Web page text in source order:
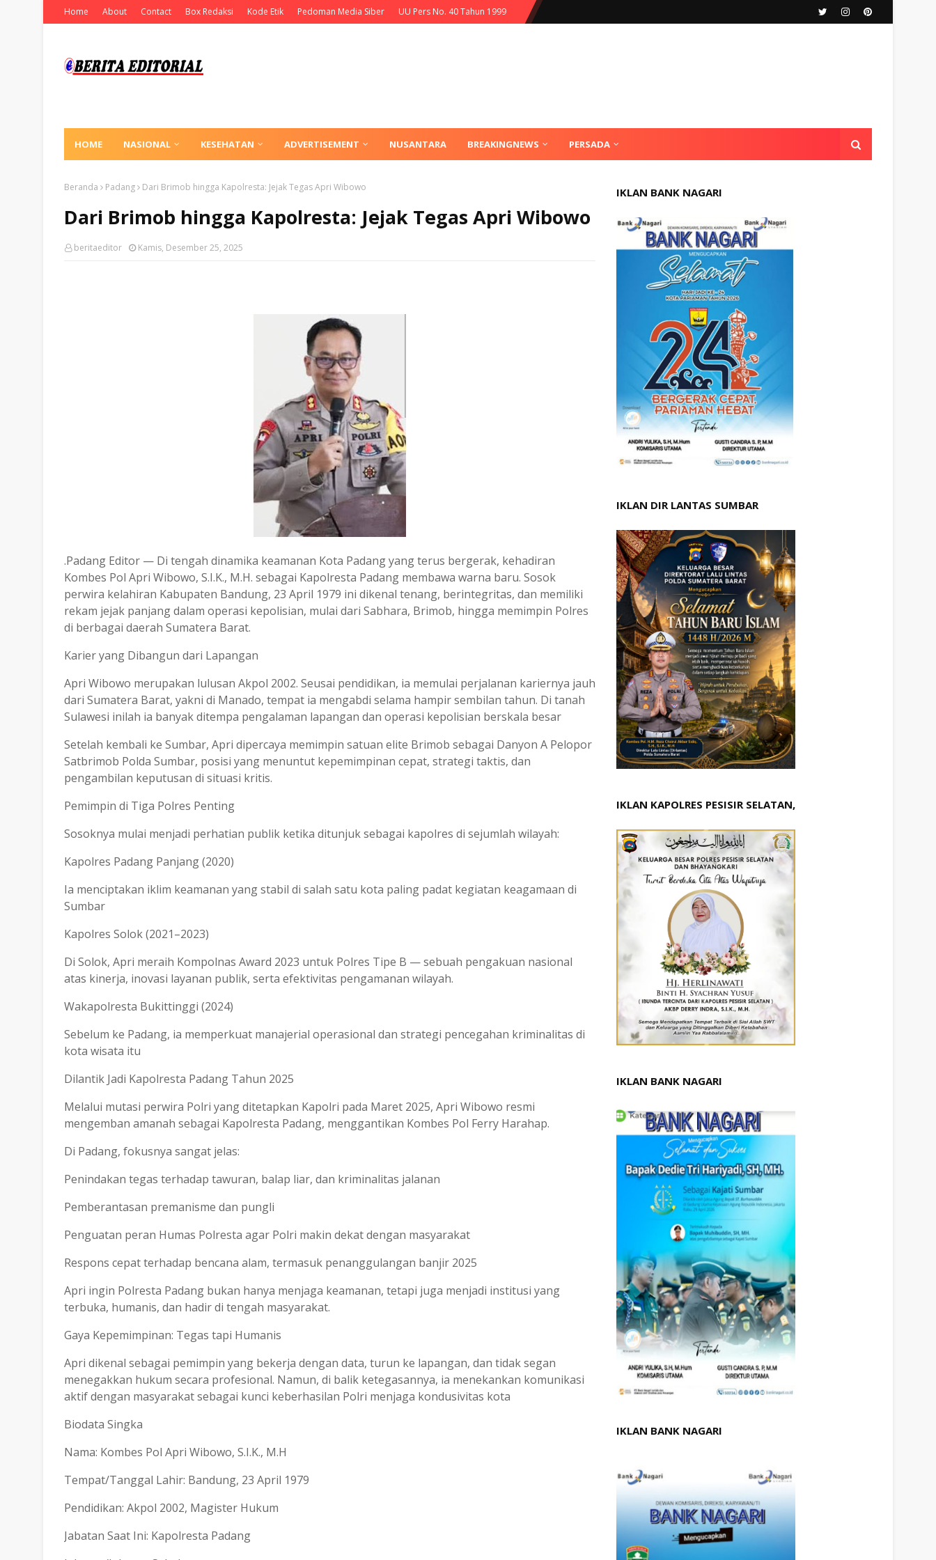
Home About Contact Box Redaksi Kode Etik Pedoman Media Siber UU Pers No. 40 Tahun 1999
HOME NASIONAL KESEHATAN ADVERTISEMENT NUSANTARA BREAKINGNEWS PERSADA
Beranda Padang Dari Brimob hingga Kapolresta: Jejak Tegas Apri Wibowo
Dari Brimob hingga Kapolresta: Jejak Tegas Apri Wibowo
beritaeditor Kamis, Desember 25, 2025
.Padang Editor — Di tengah dinamika keamanan Kota Padang yang terus bergerak, kehadiran
Kombes Pol Apri Wibowo, S.I.K., M.H. sebagai Kapolresta Padang membawa warna baru. Sosok
perwira kelahiran Kabupaten Bandung, 23 April 1979 ini dikenal tenang, berintegritas, dan memiliki
rekam jejak panjang dalam operasi kepolisian, mulai dari Sabhara, Brimob, hingga memimpin Polres
di berbagai daerah Sumatera Barat.
Karier yang Dibangun dari Lapangan
Apri Wibowo merupakan lulusan Akpol 2002. Seusai pendidikan, ia memulai perjalanan kariernya jauh
dari Sumatera Barat, yakni di Manado, tempat ia mengabdi selama hampir sembilan tahun. Di tanah
Sulawesi inilah ia banyak ditempa pengalaman lapangan dan operasi kepolisian berskala besar
Setelah kembali ke Sumbar, Apri dipercaya memimpin satuan elite Brimob sebagai Danyon A Pelopor
Satbrimob Polda Sumbar, posisi yang menuntut kepemimpinan cepat, strategi taktis, dan
pengambilan keputusan di situasi kritis.
Pemimpin di Tiga Polres Penting
Sosoknya mulai menjadi perhatian publik ketika ditunjuk sebagai kapolres di sejumlah wilayah:
Kapolres Padang Panjang (2020)
Ia menciptakan iklim keamanan yang stabil di salah satu kota paling padat kegiatan keagamaan di
Sumbar
Kapolres Solok (2021–2023)
Di Solok, Apri meraih Kompolnas Award 2023 untuk Polres Tipe B — sebuah pengakuan nasional
atas kinerja, inovasi layanan publik, serta efektivitas pengamanan wilayah.
Wakapolresta Bukittinggi (2024)
Sebelum ke Padang, ia memperkuat manajerial operasional dan strategi pencegahan kriminalitas di
kota wisata itu
Dilantik Jadi Kapolresta Padang Tahun 2025
Melalui mutasi perwira Polri yang ditetapkan Kapolri pada Maret 2025, Apri Wibowo resmi
mengemban amanah sebagai Kapolresta Padang, menggantikan Kombes Pol Ferry Harahap.
Di Padang, fokusnya sangat jelas:
Penindakan tegas terhadap tawuran, balap liar, dan kriminalitas jalanan
Pemberantasan premanisme dan pungli
Penguatan peran Humas Polresta agar Polri makin dekat dengan masyarakat
Respons cepat terhadap bencana alam, termasuk penanggulangan banjir 2025
Apri ingin Polresta Padang bukan hanya menjaga keamanan, tetapi juga menjadi institusi yang
terbuka, humanis, dan hadir di tengah masyarakat.
Gaya Kepemimpinan: Tegas tapi Humanis
Apri dikenal sebagai pemimpin yang bekerja dengan data, turun ke lapangan, dan tidak segan
menegakkan hukum secara profesional. Namun, di balik ketegasannya, ia menekankan komunikasi
aktif dengan masyarakat sebagai kunci keberhasilan Polri menjaga kondusivitas kota
Biodata Singka
Nama: Kombes Pol Apri Wibowo, S.I.K., M.H
Tempat/Tanggal Lahir: Bandung, 23 April 1979
Pendidikan: Akpol 2002, Magister Hukum
Jabatan Saat Ini: Kapolresta Padang
IKLAN BANK NAGARI
IKLAN DIR LANTAS SUMBAR
IKLAN KAPOLRES PESISIR SELATAN,
IKLAN BANK NAGARI
IKLAN BANK NAGARI